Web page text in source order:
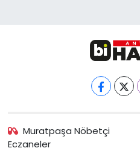
Muratpaşa Nöbetçi
Eczaneler